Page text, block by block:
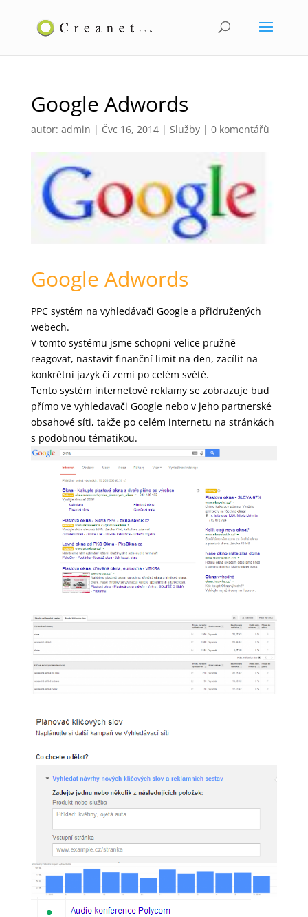
Google Adwords
autor: admin | Čvc 16, 2014| Služby| 0 komentářů
Google Adwords
PPC systém na vyhledávači Googlea přidružených
webech.
V tomto systému jsme schopni velice pružně
reagovat, nastavit finanční limit na den, zacílit na
konkrétní jazyk či zemi po celém světě.
Tento systém internetové reklamy se zobrazuje buď
přímo ve vyhledavači Google nebo v jeho partnerské
obsahové síti, takže po celém internetu na stránkách
s podobnou tématikou.